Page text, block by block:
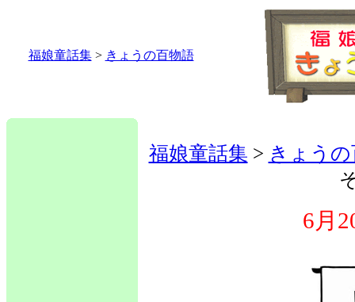
福娘童話集> きょうの百物語
福娘童話集 > きょう
6月